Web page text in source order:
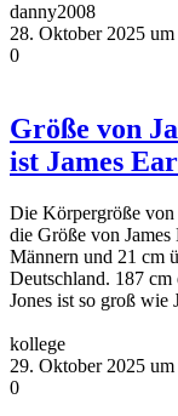
danny2008
28. Oktober 2025
0
Größe von
ist James
Die Körpergröße von
die Größe von
Männern und 21 cm
Deutschland. 187 cm
Jones ist so groß wie
kollege
29. Oktober 2025
0